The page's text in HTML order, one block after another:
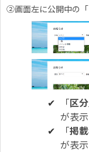
②画面左に公開中の「
「区分
が表
「掲
が表示